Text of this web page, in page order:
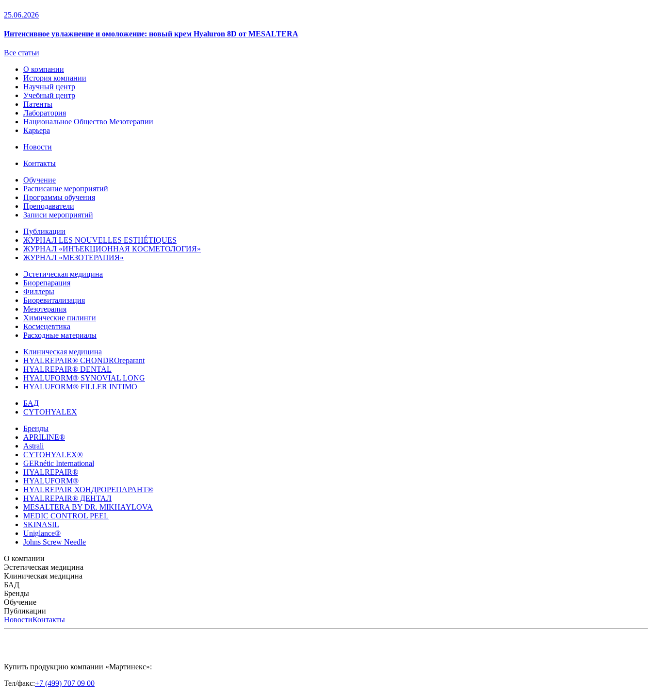
25.06.2026
Интенсивное увлажнение и омоложение: новый крем Hyaluron 8D от MESALTERA
Все статьи
О компании
История компании
Научный центр
Учебный центр
Патенты
Лаборатория
Национальное Общество Мезотерапии
Карьера
Новости
Контакты
Обучение
Расписание мероприятий
Программы обучения
Преподаватели
Записи мероприятий
Публикации
ЖУРНАЛ LES NOUVELLES ESTHÉTIQUES
ЖУРНАЛ «ИНЪЕКЦИОННАЯ КОСМЕТОЛОГИЯ»
ЖУРНАЛ «МЕЗОТЕРАПИЯ»
Эстетическая медицина
Биорепарация
Филлеры
Биоревитализация
Мезотерапия
Химические пилинги
Космецевтика
Расходные материалы
Клиническая медицина
HYALREPAIR® CHONDROreparant
HYALREPAIR® DENTAL
HYALUFORM® SYNOVIAL LONG
HYALUFORM® FILLER INTIMO
БАД
CYTOHYALEX
Бренды
APRILINE®
Astrali
CYTOHYALEX®
GERnétic International
HYALREPAIR®
HYALUFORM®
HYALREPAIR ХОНДРОРЕПАРАНТ®
HYALREPAIR® ДЕНТАЛ
MESALTERA BY DR. MIKHAYLOVA
MEDIC CONTROL PEEL
SKINASIL
Uniglance®
Johns Screw Needle
О компании
История компанииНаучный центр
Эстетическая медицина
БиорепарацияФиллерыБиоревитализация
Клиническая медицина
HYALREPAIR® CHONDROreparant
БАД
CYTOHYALEX
Бренды
APRILINE®
MIKHAYLOVA
Обучение
Расписание мероприятий
Публикации
ЖУРНАЛ LES NOUVELLES ESTHÉTIQUES
НовостиКонтакты
Купить продукцию компании «Мартинекс»:
Тел/факс:+7 (499) 707 09 00